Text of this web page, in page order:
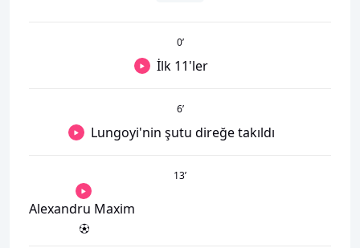
0’
İlk 11'ler
6’
Lungoyi'nin şutu direğe takıldı
13’
Alexandru Maxim